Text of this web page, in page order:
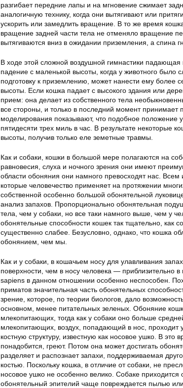
разгибает передние лапы и на мгновение сжимает
аналогичную технику, когда они вытягивают или
ускорить или замедлить вращение. В то же время
вращение задней части тела не отменяло вращение
вытягиваются вниз в ожидании приземления, а спина
В ходе этой сложной воздушной гимнастики падающая
падение с маленькой высоты, когда у животного было
подготовку к приземлению, может нанести ему более
высоты. Если кошка падает с высокого здания или
прием: она делает из собственного тела
все стороны, и только в последний момент
моделирования показывают, что подобное положение
пятидесяти трех миль в час. В результате некоторые
высоты, получив только еле земетные травмы.
Как и собаки, кошки в большой мере полагаются на
равновесия, слуха и ночного зрения они имеют
области обоняния они намного превосходят нас. Всем
которые человечество применяет на протяжении
собственной особенно большой обонятельной
анализ запахов. Пропорционально обонятельная
тела, чем у собаки, но все таки намного выше, чем у
обонятельные способности кошек так тщательно, как
существенно слабее. Безусловно, однако, что кошка
обонянием, чем мы.
Как и у собаки, в кошачьем носу для улавливания
поверхности, чем в носу человека — приблизительно
sapiens в данном отношении особенно неспособен.
приматов значительная часть обонятельных
зрение, которое, по теории биологов, дало
основном, менее питательных зеленых. Обоняние
млекопитающих, тогда как у собаки оно больше
млекопитающих, воздух, попадающий в нос, проходит
костную структуру, известную как носовое ушко. В это
понадобится, греют. Потом она может достигать
разделяет и распознает запахи, поддерживаемая
костью. Поскольку кошка, в отличие от собаки, не
носовое ушко не особенно велико. Собаке
обонятельный эпителий чаще повреждается пылью